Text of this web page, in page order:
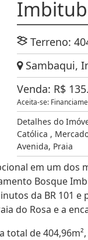
Terreno:
Sambaqui,
Venda: R$
Aceita-se:
Detalhes do
Católica ,
Avenida, Praia
em um dos
Bosque
da BR 101
do Rosa e a
de